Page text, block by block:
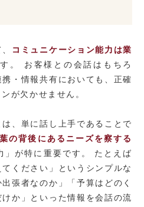
コミュニケーション能力は業
。 お客様との会話はもちろ
・情報共有においても、正確
が欠かせません。
、単に話し上手であることで
の背後にあるニーズを察する
」が特に重要です。 たとえば
てください」というシンプルな
張者なのか」「予算はどのく
か」といった情報を会話の流